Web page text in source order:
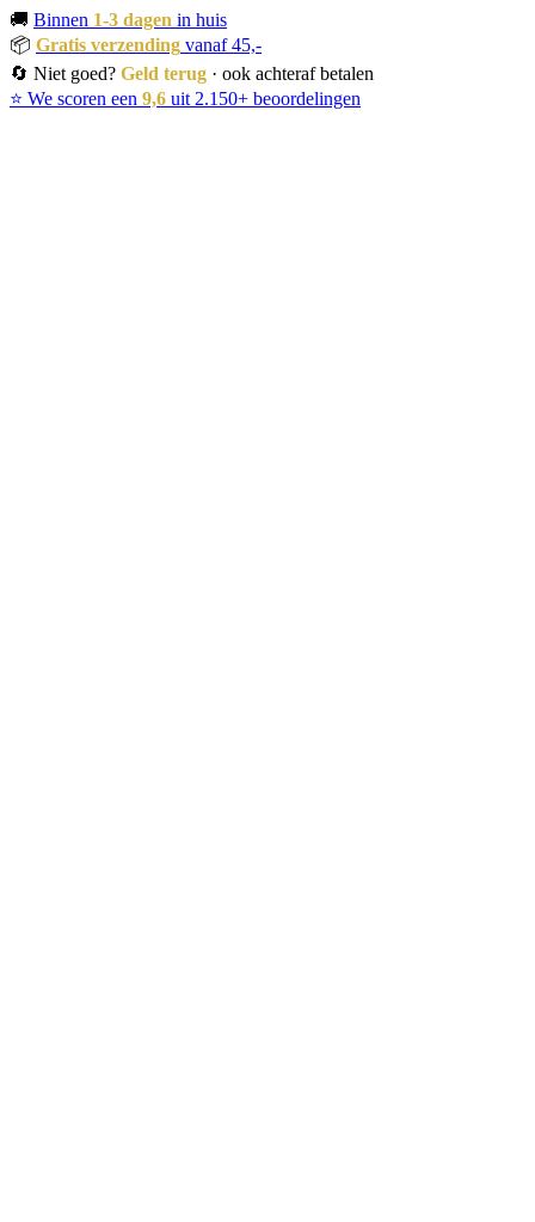
🚚 Binnen 1-3 dagen in huis
📦 Gratis verzending vanaf 45,-
🔄 Niet goed? Geld terug · ook achteraf betalen
⭐ We scoren een 9,6 uit 2.150+ beoordelingen